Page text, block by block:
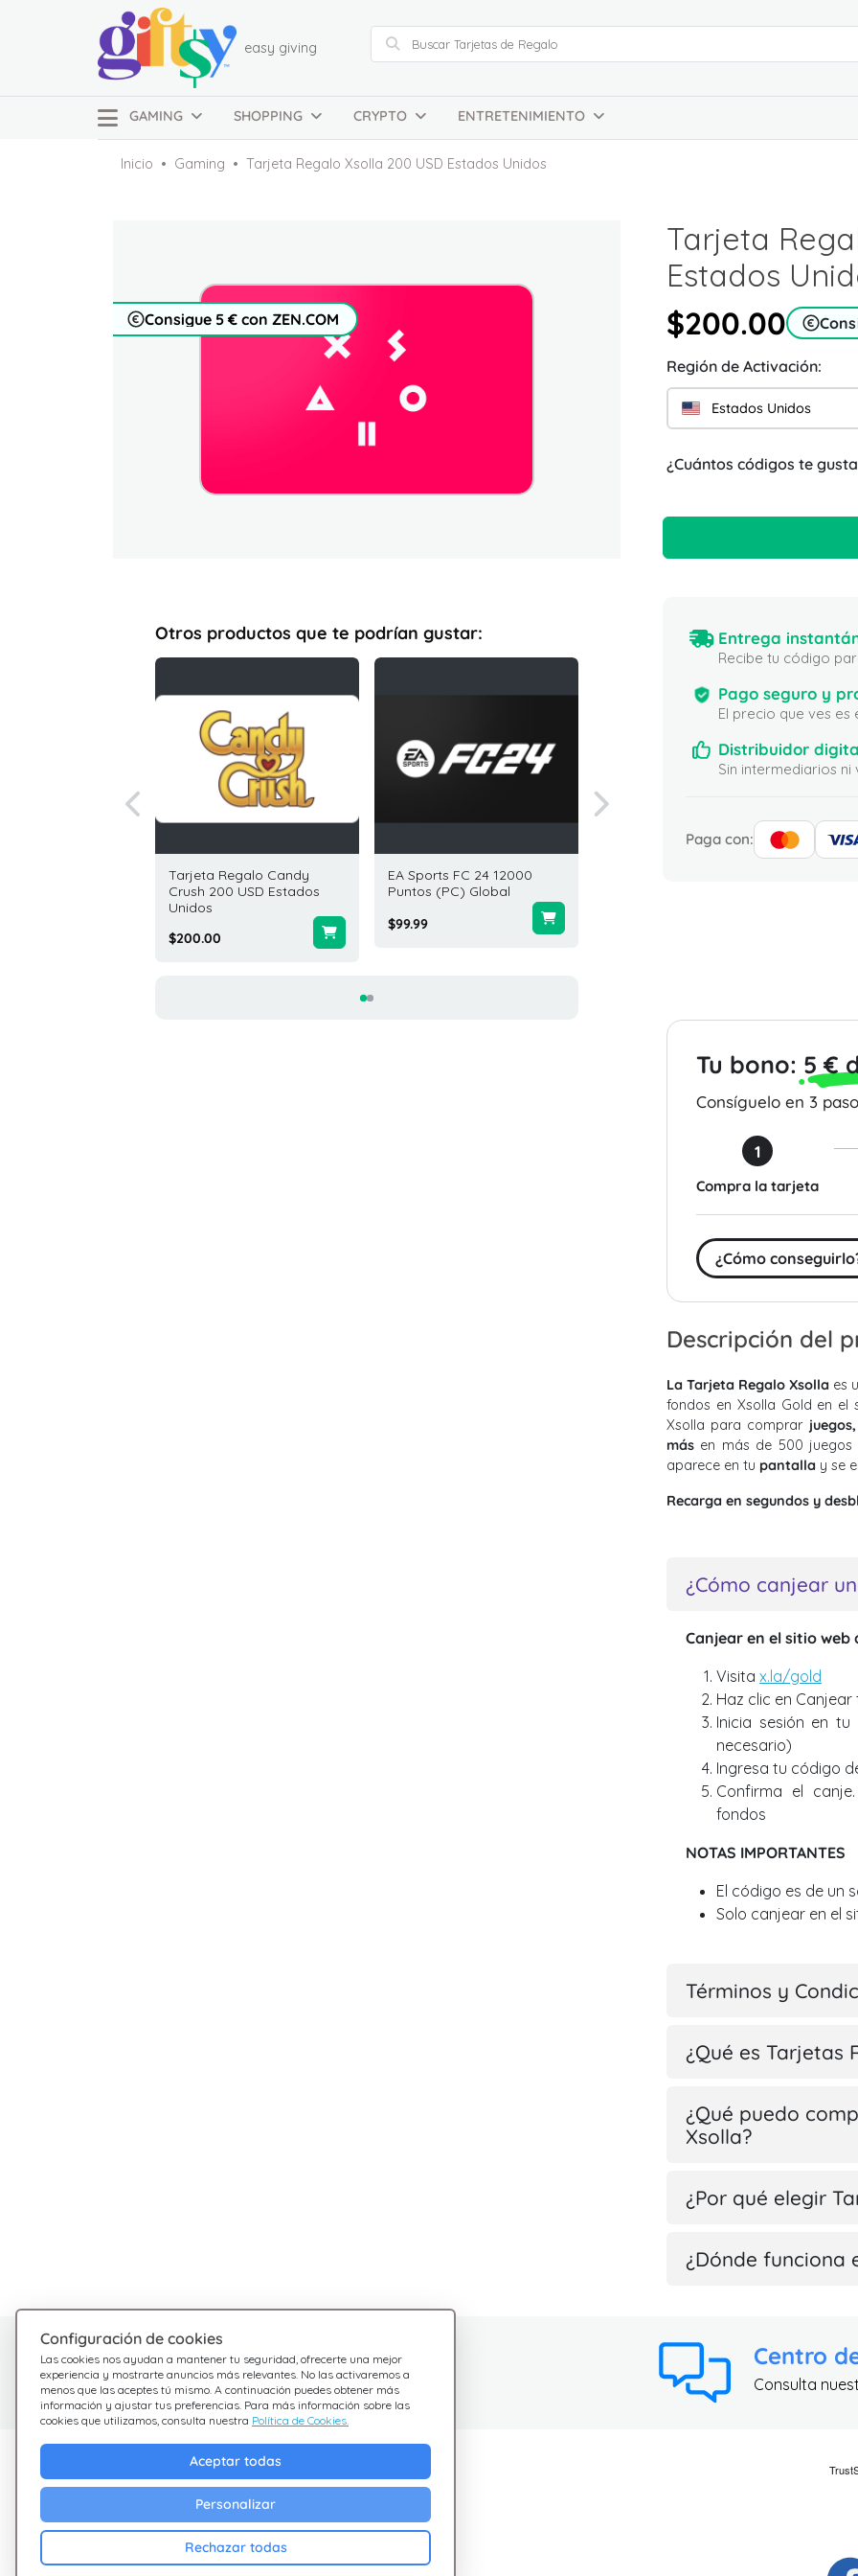
easy giving
GAMING SHOPPING CRYPTO ENTRETENIMIENTO
Inicio Gaming Tarjeta Regalo Xsolla 200 USD Estados Unidos
Consigue 5 € con ZEN.COM
Tarjeta
Estados
$200.00
Región de Activación:
Estados Unidos
¿Cuántos códigos te
Otros productos que te podrían gustar:
Tarjeta Regalo Candy
Crush 200 USD Estados
Unidos
$200.00
EA Sports FC 24 12000
Puntos (PC) Global
$99.99
Entrega
Recibe tu código
Pago seguro y
El precio que ves
Distribuidor
Sin intermediarios
Paga con:
Tu bono: 5 €
Consíguelo en 3
1
Compra la tarjeta
¿Cómo
Descripción del
La Tarjeta Regalo Xsolla es
fondos en Xsolla Gold en el
Xsolla para comprar
más en más de 500 juegos
aparece en tu pantalla y se
Recarga en segundos y
¿Cómo canjear
Canjear en el sitio web
Visita x.la/gold
Haz clic en
Inicia sesión en
necesario)
Ingresa tu código
Confirma el
fondos
NOTAS IMPORTANTES
El código es de un
Solo canjear en el
Términos y
¿Qué es Tarjetas
¿Qué puedo
Xsolla?
¿Por qué elegir
¿Dónde funciona
Configuración de cookies
Las cookies nos ayudan a mantener tu seguridad, ofrecerte una mejor
experiencia y mostrarte anuncios más relevantes. No las activaremos a
menos que las aceptes tú mismo. A continuación puedes obtener más
información y ajustar tus preferencias. Para más información sobre las
cookies que utilizamos, consulta nuestra Política de Cookies.
Aceptar todas
Personalizar
Rechazar todas
¿Tienes dudas?
Estamos aquí para ayudarte
Centro
Consulta
Descubre Giftsy
Cashback
Blog
Condiciones